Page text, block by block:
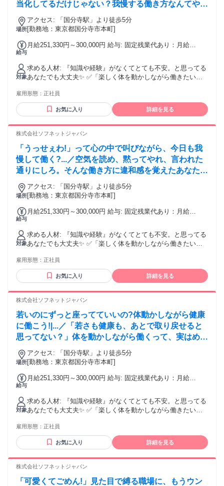
当化してるだけじゃない？我慢する働き方なんてやめ
ちゃわない？
場所
アクセス: 「国分寺駅」より徒歩5分
[勤務地：東京都国分寺市本町]
給与
月給251,330円～300,000円 給与: 固定残業代あり：月給
￥55,170（36時間相当分）を含む。36時間を超える残業代は
追加で支給する。
対象
求める人材: 『知識や経験』がなくてとても不安。と思ってる
あなたでも大丈夫✨ ✅「楽しく体を動かしながら働きたい」
トも大切にしたい」 ✅「スポーツ経験を活かした仕事をした
い」 そんな気持ちがあれば、十分スタートライン！ 今は自信
がなくても大丈夫。 お客様と向き合う中で、指名される自
ジャパンで、自分らしい働き方を選びませんか？
雇用形態： 正社員
お気に入り 詳細を見る
株式会社ソフネットジャパン
「うっせぇわ!」って心の中で叫びながら、今日も我
慢して働く?...／空気を読め、黙ってやれ、言われた
通りにしろ。そんな働き方に違和感を覚えたあなた
は、間違っていません。
場所
アクセス: 「国分寺駅」より徒歩5分
[勤務地：東京都国分寺市本町]
給与
月給251,330円～300,000円 給与: 固定残業代あり：月給
￥55,170（36時間相当分）を含む。36時間を超える残業代は
追加で支給する。
対象
求める人材: 『知識や経験』がなくてとても不安。と思ってる
あなたでも大丈夫✨ ✅「楽しく体を動かしながら働きたい」
トも大切にしたい」 ✅「スポーツ経験を活かした仕事をした
い」 そんな気持ちがあれば、十分スタートライン！ 今は自信
がなくても大丈夫。 お客様と向き合う中で、指名される自
ジャパンで、自分らしい働き方を選びませんか？
雇用形態： 正社員
お気に入り 詳細を見る
株式会社ソフネットジャパン
若いのにずっと座ってていいの?体動かしながら健康
に働こう!|...／「若さも健康も、あとで取り戻せると
思ってない？」体を動かしながら働くって、実はめち
ゃくちゃ合理的。
場所
アクセス: 「国分寺駅」より徒歩5分
[勤務地：東京都国分寺市本町]
給与
月給251,330円～300,000円 給与: 固定残業代あり：月給
￥55,170（36時間相当分）を含む。36時間を超える残業代は
追加で支給する。
対象
求める人材: 『知識や経験』がなくてとても不安。と思ってる
あなたでも大丈夫✨ ✅「楽しく体を動かしながら働きたい」
トも大切にしたい」 ✅「スポーツ経験を活かした仕事をした
い」 そんな気持ちがあれば、十分スタートライン！ 今は自信
がなくても大丈夫。 お客様と向き合う中で、指名される自
ジャパンで、自分らしい働き方を選びませんか？
雇用形態： 正社員
お気に入り 詳細を見る
株式会社ソフネットジャパン
「可愛くてごめん!」見た目で縛る職場に、もうウン